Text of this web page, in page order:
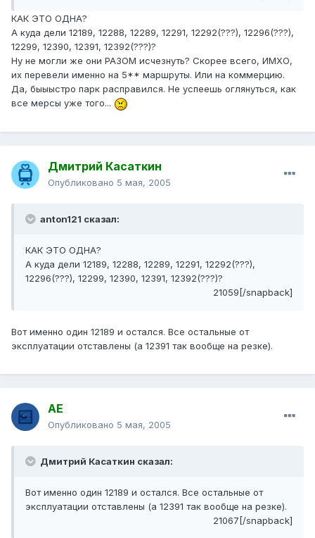
КАК ЭТО ОДНА?
А куда дели 12189, 12288, 12289, 12291, 12292(???), 12296(???),
12299, 12390, 12391, 12392(???)?
Ну не могли же они РАЗОМ исчезнуть? Скорее всего, ИМХО,
их перевели именно на 5** маршруты. Или на коммерцию.
Да, быыыстро парк расправился. Не успеешь оглянуться, как
все мерсы уже того...
Дмитрий Касаткин
Опубликовано 5 мая, 2005
anton121 сказал:
КАК ЭТО ОДНА?
А куда дели 12189, 12288, 12289, 12291, 12292(???),
12296(???), 12299, 12390, 12391, 12392(???)?
21059[/snapback]
Вот именно один 12189 и остался. Все остальные от
эксплуатации отставлены (а 12391 так вообще на резке).
АЕ
Опубликовано 5 мая, 2005
Дмитрий Касаткин сказал:
Вот именно один 12189 и остался. Все остальные от
эксплуатации отставлены (а 12391 так вообще на резке).
21067[/snapback]